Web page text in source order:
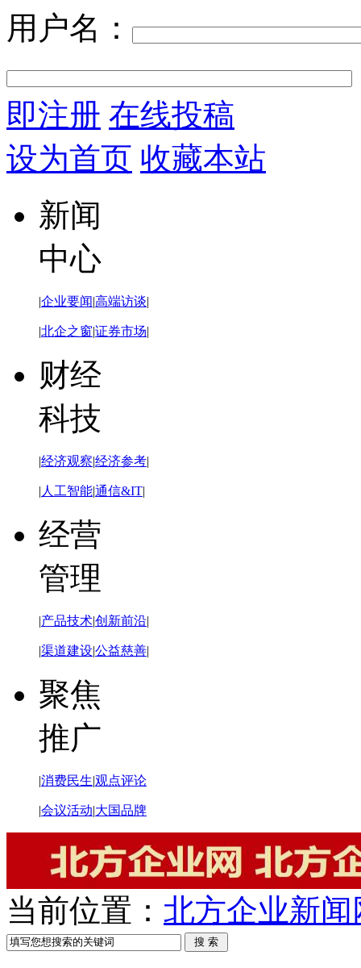
用户名：
即注册 在线投稿
设为首页 收藏本站
新闻
中心
|企业要闻|高端访谈|
|北企之窗|证券市场|
财经
科技
|经济观察|经济参考|
| 人工智能|通信&IT|
经营
管理
|产品技术|创新前沿|
|渠道建设|公益慈善|
聚焦
推广
|消费民生|观点评论
|会议活动|大国品牌
当前位置： 北方企业新闻